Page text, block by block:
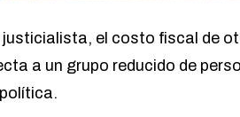
justicialista, el costo fiscal de
a un grupo reducido de